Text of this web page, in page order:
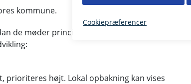
kommune.
de møder principperne om lokal opbakning,
højt. Lokal opbakning kan vises